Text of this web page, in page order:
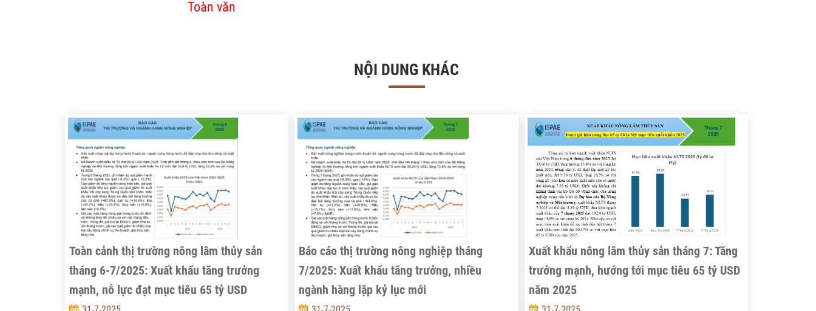
Toàn văn
NỘI DUNG KHÁC
Toàn cảnh thị trường nông lâm thủy sản
tháng 6-7/2025: Xuất khẩu tăng trưởng
mạnh, nỗ lực đạt mục tiêu 65 tỷ USD
Báo cáo thị trường nông nghiệp tháng
7/2025: Xuất khẩu tăng trưởng, nhiều
ngành hàng lập kỷ lục mới
Xuất khẩu nông lâm thủy sản tháng 7: Tăng
trưởng mạnh, hướng tới mục tiêu 65 tỷ USD
năm 2025